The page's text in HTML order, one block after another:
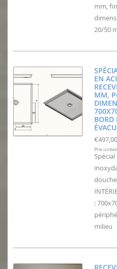
mm,
20/50
EN
MM,
BORD
€497,00
Prix
:
milieu